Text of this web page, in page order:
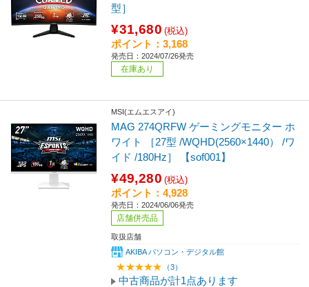
型］
¥31,680 (税込)
ポイント：3,168
発売日：2024/07/26発売
在庫あり
MSI(エムエスアイ)
MAG 274QRFW ゲーミングモニター ホ
ワイト ［27型 /WQHD(2560×1440） /ワ
イド /180Hz］ 【sof001】
¥49,280 (税込)
ポイント：4,928
発売日：2024/06/06発売
店舗併売品
取扱店舗
AKIBA パソコン・デジタル館
（3）
中古商品が計1点あります